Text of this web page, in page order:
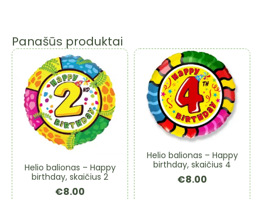
Panašūs produktai
Helio balionas – Happy
birthday, skaičius 2
€8.00
Helio balionas – Happy
birthday, skaičius 4
€8.00